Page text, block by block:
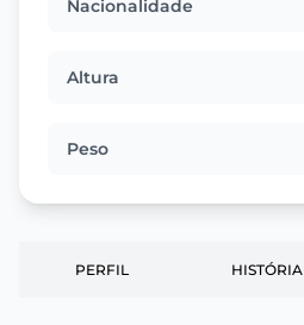
Nacionalidade
Altura
Peso
PERFIL HISTÓRIA